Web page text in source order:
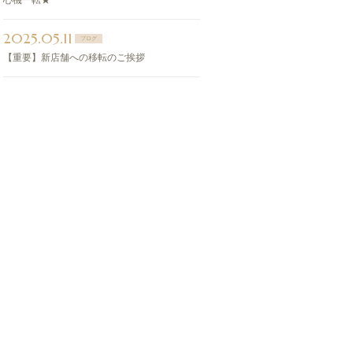
2025.05.11 ブログ
【重要】新店舗への移転のご挨拶